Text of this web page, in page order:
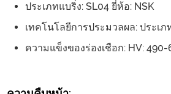
ประเภทแบริ่ง: SL04 ยี่ห้อ: NSK
เทคโนโลยีการประมวลผล: ประเภ
ความแข็งของร่องเชือก: HV: 490-